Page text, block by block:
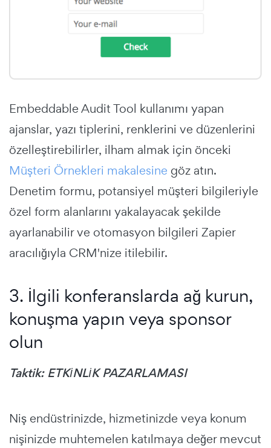
Embeddable Audit Tool kullanımı yapan
ajanslar, yazı tiplerini, renklerini ve düzenlerini
özelleştirebilirler, ilham almak için önceki
Müşteri Örnekleri makalesine göz atın.
Denetim formu, potansiyel müşteri bilgileriyle
özel form alanlarını yakalayacak şekilde
ayarlanabilir ve otomasyon bilgileri Zapier
aracılığıyla CRM'nize itilebilir.
3. İlgili konferanslarda ağ kurun,
konuşma yapın veya sponsor
olun
Taktik: ETKİNLİK PAZARLAMASI
Niş endüstrinizde, hizmetinizde veya konum
nişinizde muhtemelen katılmaya değer mevcut